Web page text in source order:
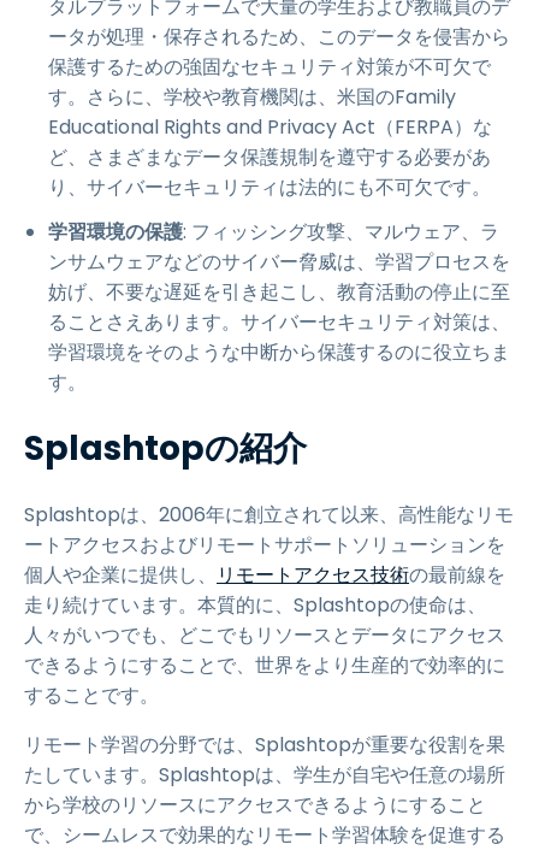
タルプラットフォームで大量の学生および教職員のデ
ータが処理・保存されるため、このデータを侵害から
保護するための強固なセキュリティ対策が不可欠で
す。さらに、学校や教育機関は、米国のFamily
Educational Rights and Privacy Act（FERPA）な
ど、さまざまなデータ保護規制を遵守する必要があ
り、サイバーセキュリティは法的にも不可欠です。
学習環境の保護: フィッシング攻撃、マルウェア、ラ
ンサムウェアなどのサイバー脅威は、学習プロセスを
妨げ、不要な遅延を引き起こし、教育活動の停止に至
ることさえあります。サイバーセキュリティ対策は、
学習環境をそのような中断から保護するのに役立ちま
す。
Splashtopの紹介
Splashtopは、2006年に創立されて以来、高性能なリモ
ートアクセスおよびリモートサポートソリューションを
個人や企業に提供し、
リモートアクセス技術の最前線を
走り続けています。本質的に、Splashtopの使命は、
人々がいつでも、どこでもリソースとデータにアクセス
できるようにすることで、世界をより生産的で効率的に
することです。
リモート学習の分野では、Splashtopが重要な役割を果
たしています。Splashtopは、学生が自宅や任意の場所
から学校のリソースにアクセスできるようにすること
で、シームレスで効果的なリモート学習体験を促進する